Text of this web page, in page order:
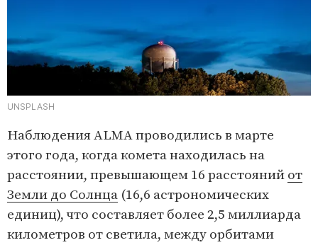
UNSPLASH
Наблюдения ALMA проводились в марте
этого года, когда комета находилась на
расстоянии, превышающем 16 расстояний от
Земли до Солнца (16,6 астрономических
единиц), что составляет более 2,5 миллиарда
километров от светила, между орбитами